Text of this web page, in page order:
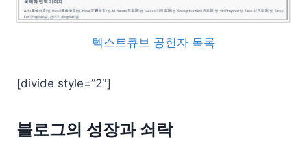
텍스트큐브 공헌자 목록
[divide style=”2″]
블로그의 성장과 쇠락